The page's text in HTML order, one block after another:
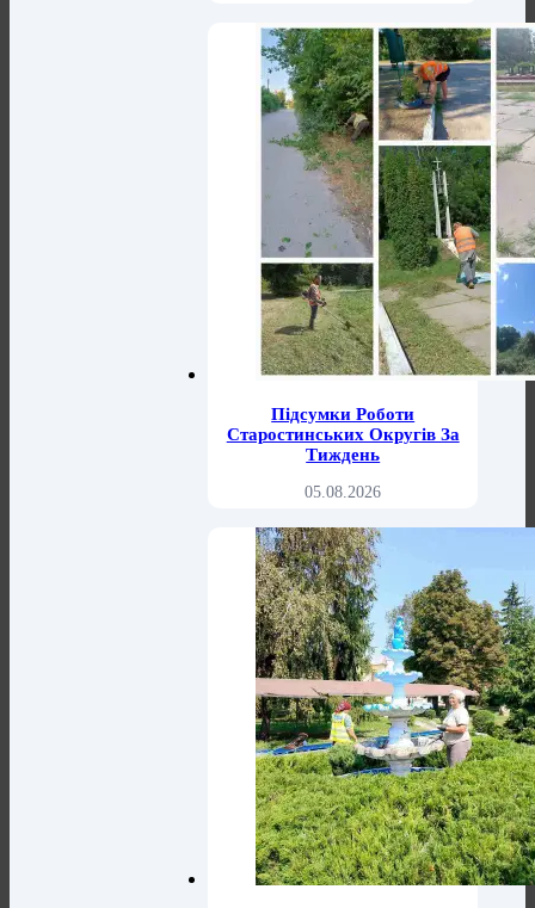
Підсумки Роботи
Старостинських Округів За
Тиждень
05.08.2026